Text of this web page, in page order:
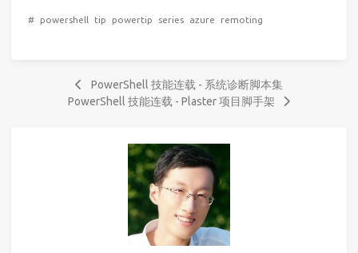
# powershell tip powertip series azure remoting
PowerShell 技能连载 - 系统诊断脚本集
PowerShell 技能连载 - Plaster 项目脚手架